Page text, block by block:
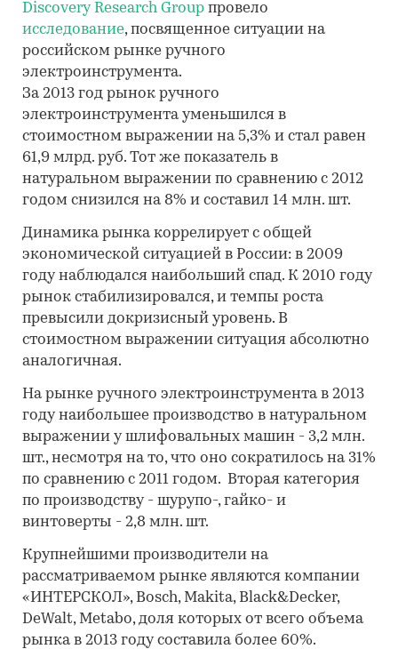
Discovery Research Group провело
исследование, посвященное ситуации на
российском рынке ручного
электроинструмента.
За 2013 год рынок ручного
электроинструмента уменьшился в
стоимостном выражении на 5,3% и стал равен
61,9 млрд. руб. Тот же показатель в
натуральном выражении по сравнению с 2012
годом снизился на 8% и составил 14 млн. шт.
Динамика рынка коррелирует с общей
экономической ситуацией в России: в 2009
году наблюдался наибольший спад. К 2010 году
рынок стабилизировался, и темпы роста
превысили докризисный уровень. В
стоимостном выражении ситуация абсолютно
аналогичная.
На рынке ручного электроинструмента в 2013
году наибольшее производство в натуральном
выражении у шлифовальных машин - 3,2 млн.
шт., несмотря на то, что оно сократилось на 31%
по сравнению с 2011 годом. Вторая категория
по производству - шурупо-, гайко- и
винтоверты - 2,8 млн. шт.
Крупнейшими производители на
рассматриваемом рынке являются компании
«ИНТЕРСКОЛ», Bosch, Makita, Black&Decker,
DeWalt, Metabo, доля которых от всего объема
рынка в 2013 году составила более 60%.